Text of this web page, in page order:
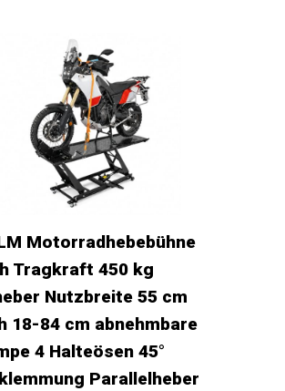
Motorradhebebühne
Tragkraft 450 kg
Nutzbreite 55 cm
18-84 cm abnehmbare
4 Halteösen 45°
Parallelheber